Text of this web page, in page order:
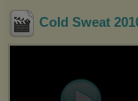
Cold Sweat